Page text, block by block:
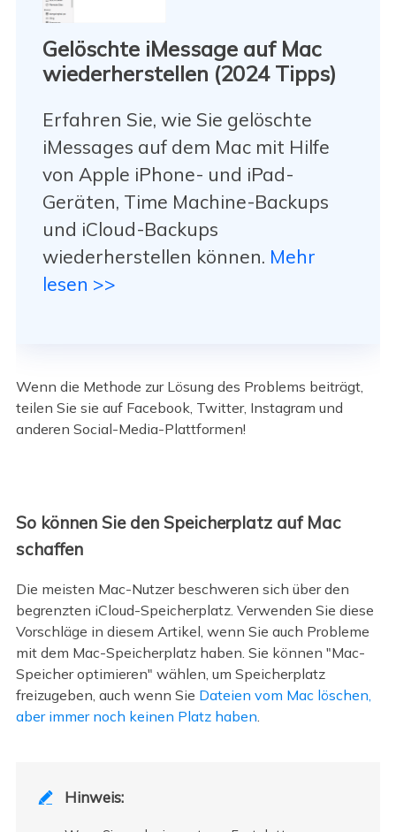
Gelöschte iMessage auf Mac
wiederherstellen (2024 Tipps)
Erfahren Sie, wie Sie gelöschte
iMessages auf dem Mac mit Hilfe
von Apple iPhone- und iPad-
Geräten, Time Machine-Backups
und iCloud-Backups
wiederherstellen können. Mehr
lesen >>
Wenn die Methode zur Lösung des Problems beiträgt,
teilen Sie sie auf Facebook, Twitter, Instagram und
anderen Social-Media-Plattformen!
So können Sie den Speicherplatz auf Mac
schaffen
Die meisten Mac-Nutzer beschweren sich über den
begrenzten iCloud-Speicherplatz. Verwenden Sie diese
Vorschläge in diesem Artikel, wenn Sie auch Probleme
mit dem Mac-Speicherplatz haben. Sie können "Mac-
Speicher optimieren" wählen, um Speicherplatz
freizugeben, auch wenn Sie Dateien vom Mac löschen,
aber immer noch keinen Platz haben.
 Hinweis: